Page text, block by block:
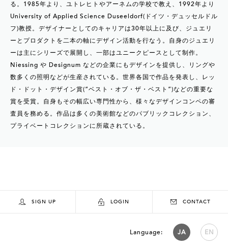
る。1985年より、ユトレヒトやアーネムの学校で教え、1992年より
University of Applied Science Duseeldorf(ドイツ・デュッセルドル
フ)教授。デザイナーとしてのキャリアは30年以上に及び、ジュエリ
ーとプロダクトを二本の軸にデザイン活動を行なう。自身のジュエリ
ーは主にシリーズで展開し、一部はユニークピースとして制作。
Niessing や Designum などの企業にもデザインを提供し、リングや
数多くの照明などが生産されている。世界各国で作品を発表し、レッ
ド・ドット・デザイン賞(“ベスト・オブ・ザ・ベスト”)などの重要な
賞を受賞。自身もその幅広い専門性から、様々なデザインコンペの審
査員を務める。作品は多くの美術館などのパブリックコレクション、
プライベートコレクションに所蔵されている。
SIGN UP LOGIN CONTACT
Language: JA EN